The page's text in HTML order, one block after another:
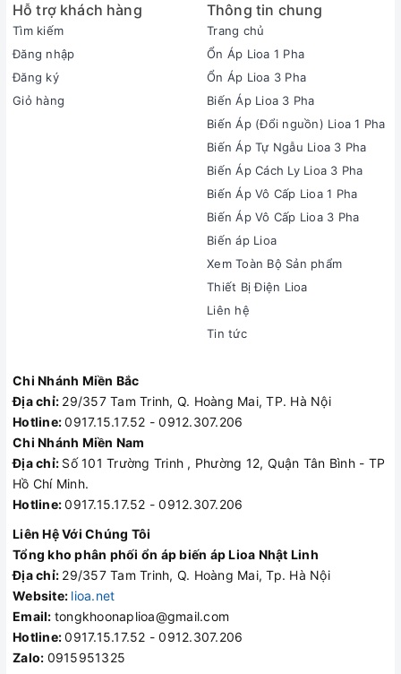
Hỗ trợ khách hàng
Tìm kiếm
Đăng nhập
Đăng ký
Giỏ hàng
Thông tin chung
Trang chủ
Ổn Áp Lioa 1 Pha
Ổn Áp Lioa 3 Pha
Biến Áp Lioa 3 Pha
Biến Áp (Đổi nguồn) Lioa 1 Pha
Biến Áp Tự Ngẫu Lioa 3 Pha
Biến Áp Cách Ly Lioa 3 Pha
Biến Áp Vô Cấp Lioa 1 Pha
Biến Áp Vô Cấp Lioa 3 Pha
Biến áp Lioa
Xem Toàn Bộ Sản phẩm
Thiết Bị Điện Lioa
Liên hệ
Tin tức
Chi Nhánh Miền Bắc
Địa chỉ: 29/357 Tam Trinh, Q. Hoàng Mai, TP. Hà Nội
Hotline:0917.15.17.52 - 0912.307.206
Chi Nhánh Miền Nam
Địa chỉ: Số 101 Trường Trinh , Phường 12, Quận Tân Bình - TP
Hồ Chí Minh.
Hotline:0917.15.17.52 - 0912.307.206
Liên Hệ Với Chúng Tôi
Tổng kho phân phối ổn áp biến áp Lioa Nhật Linh
Địa chỉ: 29/357 Tam Trinh, Q. Hoàng Mai, Tp. Hà Nội
Website: lioa.net
Email: tongkhoonaplioa@gmail.com
Hotline:0917.15.17.52 - 0912.307.206
Zalo: 0915951325